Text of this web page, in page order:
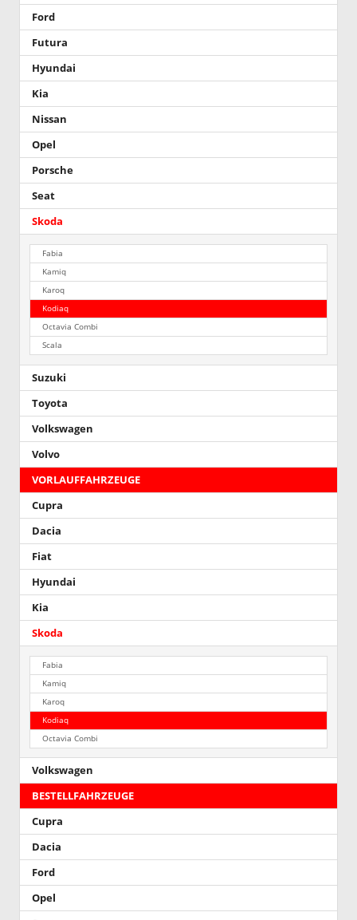
Ford
Futura
Hyundai
Kia
Nissan
Opel
Porsche
Seat
Skoda
Fabia
Kamiq
Karoq
Kodiaq
Octavia Combi
Scala
Suzuki
Toyota
Volkswagen
Volvo
VORLAUFFAHRZEUGE
Cupra
Dacia
Fiat
Hyundai
Kia
Skoda
Fabia
Kamiq
Karoq
Kodiaq
Octavia Combi
Volkswagen
BESTELLFAHRZEUGE
Cupra
Dacia
Ford
Opel